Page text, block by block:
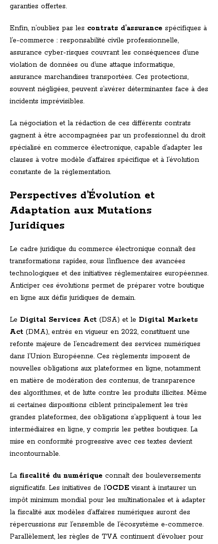
garanties offertes.
Enfin, n’oubliez pas les contrats d’assurance spécifiques à
l’e-commerce : responsabilité civile professionnelle,
assurance cyber-risques couvrant les conséquences d’une
violation de données ou d’une attaque informatique,
assurance marchandises transportées. Ces protections,
souvent négligées, peuvent s’avérer déterminantes face à des
incidents imprévisibles.
La négociation et la rédaction de ces différents contrats
gagnent à être accompagnées par un professionnel du droit
spécialisé en commerce électronique, capable d’adapter les
clauses à votre modèle d’affaires spécifique et à l’évolution
constante de la réglementation.
Perspectives d’Évolution et
Adaptation aux Mutations
Juridiques
Le cadre juridique du commerce électronique connaît des
transformations rapides, sous l’influence des avancées
technologiques et des initiatives réglementaires européennes.
Anticiper ces évolutions permet de préparer votre boutique
en ligne aux défis juridiques de demain.
Le Digital Services Act (DSA) et le Digital Markets
Act (DMA), entrés en vigueur en 2022, constituent une
refonte majeure de l’encadrement des services numériques
dans l’Union Européenne. Ces règlements imposent de
nouvelles obligations aux plateformes en ligne, notamment
en matière de modération des contenus, de transparence
des algorithmes, et de lutte contre les produits illicites. Même
si certaines dispositions ciblent principalement les très
grandes plateformes, des obligations s’appliquent à tous les
intermédiaires en ligne, y compris les petites boutiques. La
mise en conformité progressive avec ces textes devient
incontournable.
La fiscalité du numérique connaît des bouleversements
significatifs. Les initiatives de l’OCDE visant à instaurer un
impôt minimum mondial pour les multinationales et à adapter
la fiscalité aux modèles d’affaires numériques auront des
répercussions sur l’ensemble de l’écosystème e-commerce.
Parallèlement, les règles de TVA continuent d’évoluer pour